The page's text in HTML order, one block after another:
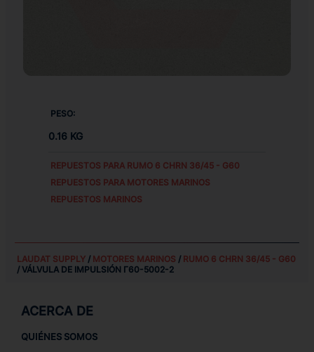
PESO:
0.16 KG
REPUESTOS PARA RUMO 6 CHRN 36/45 - G60
REPUESTOS PARA MOTORES MARINOS
REPUESTOS MARINOS
LAUDAT SUPPLY/ MOTORES MARINOS / RUMO 6 CHRN 36/45 - G60
/ VÁLVULA DE IMPULSIÓN Г60-5002-2
ACERCA DE
QUIÉNES SOMOS